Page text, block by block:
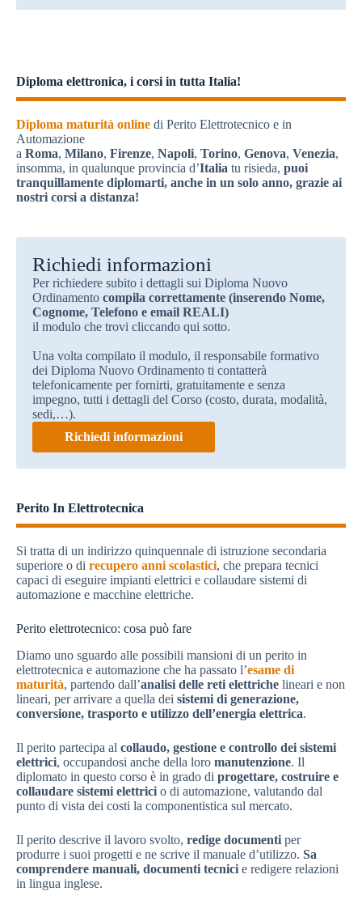
Diploma elettronica, i corsi in tutta Italia!
Diploma maturità online di Perito Elettrotecnico e in
Automazione
a Roma, Milano, Firenze, Napoli, Torino, Genova, Venezia,
insomma, in qualunque provincia d’Italia tu risieda, puoi
tranquillamente diplomarti, anche in un solo anno, grazie ai
nostri corsi a distanza!
Richiedi informazioni
Per richiedere subito i dettagli sui Diploma Nuovo
Ordinamento compila correttamente (inserendo Nome,
Cognome, Telefono e email REALI)
il modulo che trovi cliccando qui sotto.
Una volta compilato il modulo, il responsabile formativo
dei Diploma Nuovo Ordinamento ti contatterà
telefonicamente per fornirti, gratuitamente e senza
impegno, tutti i dettagli del Corso (costo, durata, modalità,
sedi,…).
Richiedi informazioni
Perito In Elettrotecnica
Si tratta di un indirizzo quinquennale di istruzione secondaria
superiore o di recupero anni scolastici, che prepara tecnici
capaci di eseguire impianti elettrici e collaudare sistemi di
automazione e macchine elettriche.
Perito elettrotecnico: cosa può fare
Diamo uno sguardo alle possibili mansioni di un perito in
elettrotecnica e automazione che ha passato l’esame di
maturità, partendo dall’analisi delle reti elettriche lineari e non
lineari, per arrivare a quella dei sistemi di generazione,
conversione, trasporto e utilizzo dell’energia elettrica.
Il perito partecipa al collaudo, gestione e controllo dei sistemi
elettrici, occupandosi anche della loro manutenzione. Il
diplomato in questo corso è in grado di progettare, costruire e
collaudare sistemi elettrici o di automazione, valutando dal
punto di vista dei costi la componentistica sul mercato.
Il perito descrive il lavoro svolto, redige documenti per
produrre i suoi progetti e ne scrive il manuale d’utilizzo. Sa
comprendere manuali, documenti tecnici e redigere relazioni
in lingua inglese.